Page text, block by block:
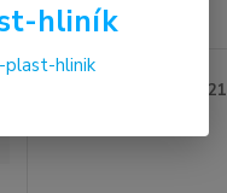
5 198 Kč
30021
hliník
hlinik